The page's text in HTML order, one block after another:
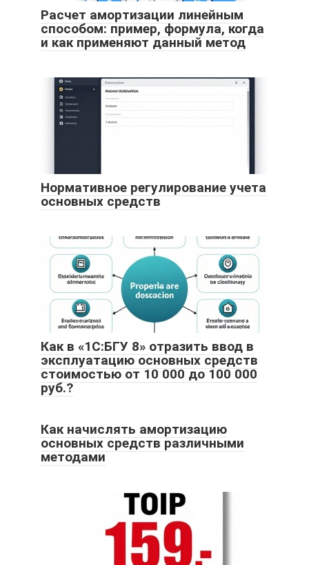
Расчет амортизации линейным
способом: пример, формула, когда
и как применяют данный метод
Нормативное регулирование учета
основных средств
Как в «1С:БГУ 8» отразить ввод в
эксплуатацию основных средств
стоимостью от 10 000 до 100 000
руб.?
Как начислять амортизацию
основных средств различными
методами